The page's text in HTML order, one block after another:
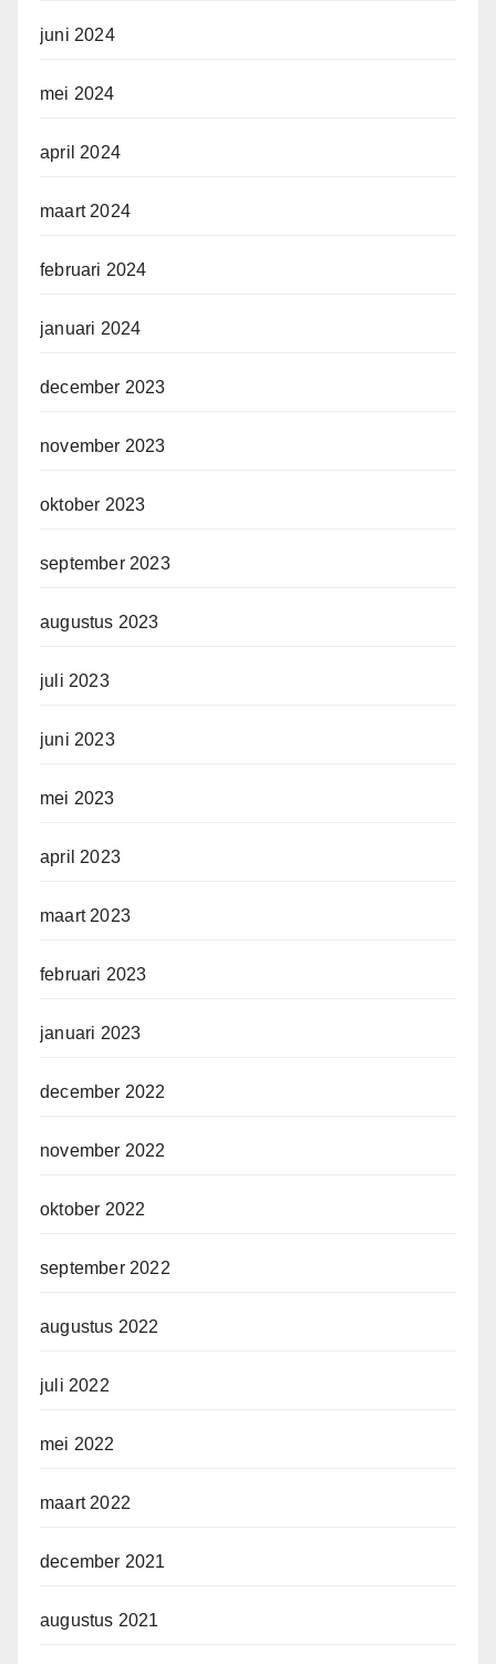
juni 2024
mei 2024
april 2024
maart 2024
februari 2024
januari 2024
december 2023
november 2023
oktober 2023
september 2023
augustus 2023
juli 2023
juni 2023
mei 2023
april 2023
maart 2023
februari 2023
januari 2023
december 2022
november 2022
oktober 2022
september 2022
augustus 2022
juli 2022
mei 2022
maart 2022
december 2021
augustus 2021